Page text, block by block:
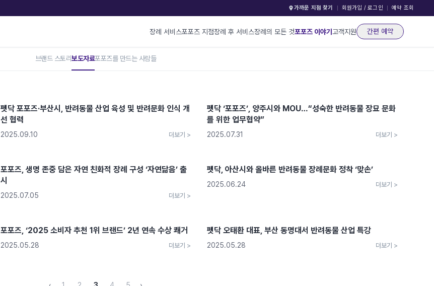
가까운 지점 찾기 회원가입 / 로그인 예약 조회
장례 서비스포포즈 지점장례 후 서비스장례의 모든 것포포즈 이야기고객지원 간편 예약
브랜드 스토리보도자료포포즈를 만드는 사람들
펫닥 포포즈·부산시, 반려동물 산업 육성 및 반려문화 인식 개
선 협력
2025.09.10 더보기 >
펫닥 ‘포포즈’, 양주시와 MOU…“성숙한 반려동물 장묘 문화
를 위한 업무협약”
2025.07.31 더보기 >
포포즈, 생명 존중 담은 자연 친화적 장례 구성 ‘자연닮음’ 출
시
2025.07.05 더보기 >
펫닥, 아산시와 올바른 반려동물 장례문화 정착 ‘맞손’
2025.06.24 더보기 >
포포즈, ‘2025 소비자 추천 1위 브랜드’ 2년 연속 수상 쾌거
2025.05.28 더보기 >
펫닥 오태환 대표, 부산 동명대서 반려동물 산업 특강
2025.05.28 더보기 >